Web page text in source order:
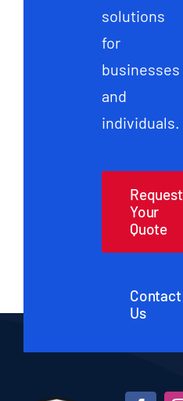
solutions
for
businesses
and
individuals.
Request
Your
Quote
Contact
Us